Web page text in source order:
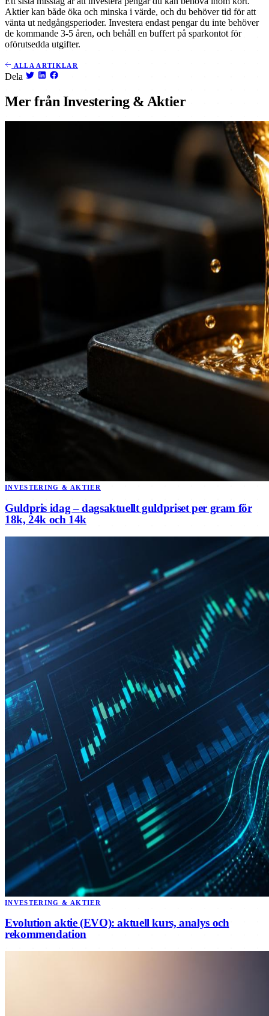
Aktier kan både öka och minska i värde, och du behöver tid för att
vänta ut nedgångsperioder. Investera endast pengar du inte behöver
de kommande 3-5 åren, och behåll en buffert på sparkontot för
oförutsedda utgifter.
ALLA ARTIKLAR
Dela
Mer från Investering & Aktier
INVESTERING & AKTIER
Guldpris idag – dagsaktuellt guldpriset per gram för
18k, 24k och 14k
INVESTERING & AKTIER
Evolution aktie (EVO): aktuell kurs, analys och
rekommendation